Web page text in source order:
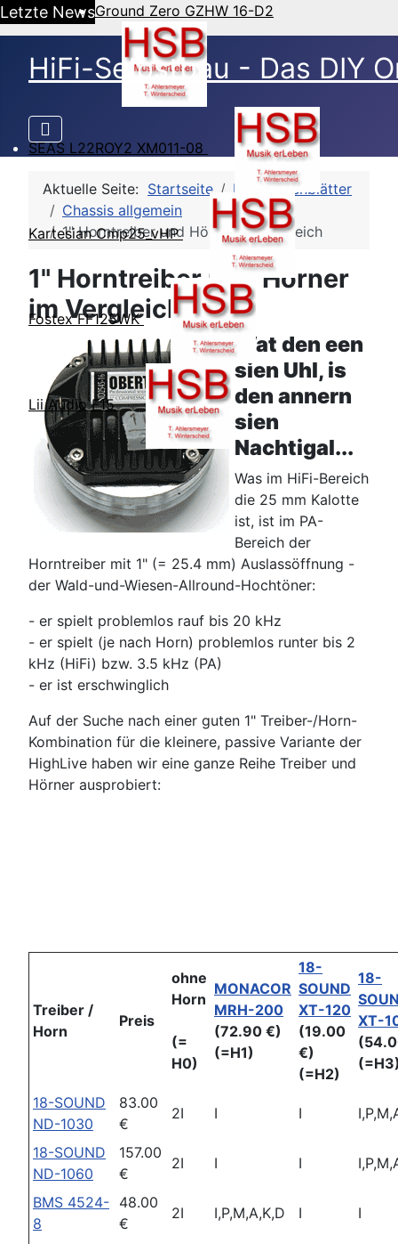
Letzte NewsGround Zero GZHW 16-D2
SEAS L22ROY2 XM011-08
Kartesian Cmp25_vHP
Fostex FF125WK
Lii Audio F15
HiFi-Selbstbau - Das DIY
Aktuelle Seite: Startseite
HSB-Datenblätter
Chassis allgemein
1" Horntreiber und Hörner im Vergleich
1" Horntreiber und Hörner
im Vergleich
Wat den een
sien Uhl, is
den annern
sien
Nachtigal...
Was im HiFi-Bereich
die 25 mm Kalotte
ist, ist im PA-
Bereich der
Horntreiber mit 1" (= 25.4 mm) Auslassöffnung -
der Wald-und-Wiesen-Allround-Hochtöner:
- er spielt problemlos rauf bis 20 kHz
- er spielt (je nach Horn) problemlos runter bis 2
kHz (HiFi) bzw. 3.5 kHz (PA)
- er ist erschwinglich
Auf der Suche nach einer guten 1" Treiber-/Horn-
Kombination für die kleinere, passive Variante der
HighLive haben wir eine ganze Reihe Treiber und
Hörner ausprobiert:
Treiber /
Horn
Preis
ohne
Horn
(=
H0)
MONACOR
MRH-200
(72.90 €)
(=H1)
18-
SOUND
XT-120
(19.00
€)
(=H2)
18-
XT-
18-SOUND
ND-1030
83.00
€
2I I I
18-SOUND
ND-1060
157.00
€
2I I I
BMS 4524-
8
48.00
€
2I I,P,M,A,K,D I I